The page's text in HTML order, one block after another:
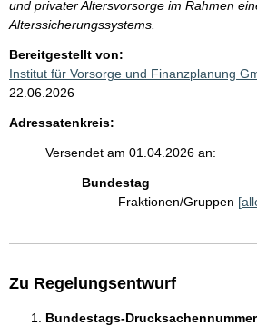
und privater Altersvorsorge im Rahmen
Alterssicherungssystems.
Bereitgestellt von:
Institut für Vorsorge und Finanzplanung
22.06.2026
Adressatenkreis:
Versendet am 01.04.2026 an:
Bundestag
Fraktionen/Gruppen
Zu Regelungsentwurf
Bundestags-